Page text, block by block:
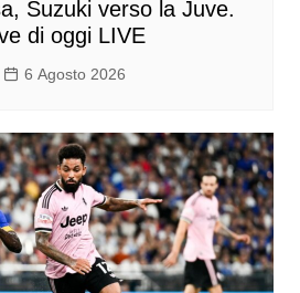
Suzuki verso la Juve.
di oggi LIVE
6 Agosto 2026